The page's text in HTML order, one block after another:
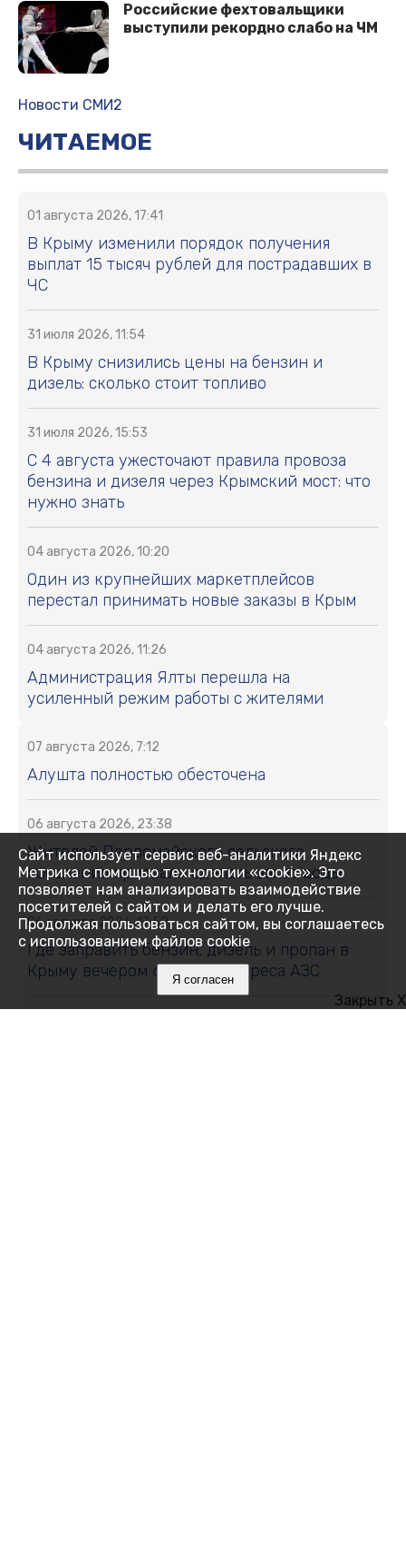
Российские фехтовальщики
выступили рекордно слабо на ЧМ
Новости СМИ2
ЧИТАЕМОЕ
01 августа 2026, 17:41
В Крыму изменили порядок получения
выплат 15 тысяч рублей для пострадавших в
ЧС
31 июля 2026, 11:54
В Крыму снизились цены на бензин и
дизель: сколько стоит топливо
31 июля 2026, 15:53
С 4 августа ужесточают правила провоза
бензина и дизеля через Крымский мост: что
нужно знать
04 августа 2026, 10:20
Один из крупнейших маркетплейсов
перестал принимать новые заказы в Крым
04 августа 2026, 11:26
Администрация Ялты перешла на
усиленный режим работы с жителями
07 августа 2026, 7:12
Алушта полностью обесточена
06 августа 2026, 23:38
Жителей Первомайского сельского
поселения призвали сделать запас воды
06 августа 2026, 17:59
Где заправить бензин, дизель и пропан в
Крыму вечером 6 августа: адреса АЗС
Закрыть X
Сайт использует сервис веб-аналитики Яндекс
Метрика с помощью технологии «cookie». Это
позволяет нам анализировать взаимодействие
посетителей с сайтом и делать его лучше.
Продолжая пользоваться сайтом, вы соглашаетесь
с использованием файлов cookie
Я согласен